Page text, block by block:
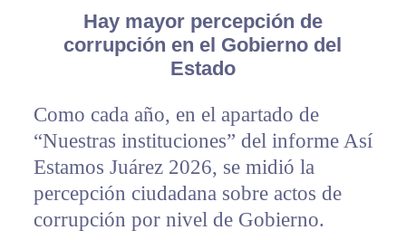
Hay mayor percepción de
corrupción en el Gobierno del
Estado
Como cada año, en el apartado de
“Nuestras instituciones” del informe Así
Estamos Juárez 2026, se midió la
percepción ciudadana sobre actos de
corrupción por nivel de Gobierno.